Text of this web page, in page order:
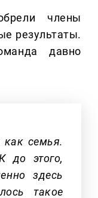
члены
результаты.
давно
семья.
этого,
здесь
такое